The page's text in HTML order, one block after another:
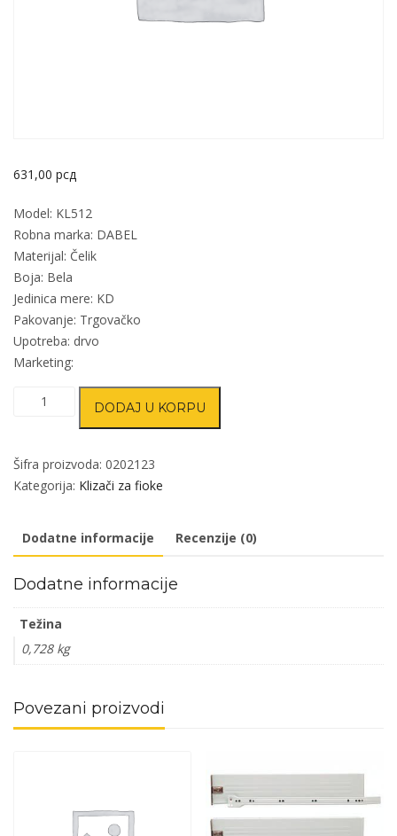
631,00 рсд
Model: KL512
Robna marka: DABEL
Materijal: Čelik
Boja: Bela
Jedinica mere: KD
Pakovanje: Trgovačko
Upotreba: drvo
Marketing:
Klizač
Bela
300mm
DODAJ U KORPU
Šifra proizvoda: 0202123
Kategorija: Klizači za fioke
Dodatne informacije Recenzije (0)
Dodatne informacije
Težina
0,728 kg
Povezani proizvodi